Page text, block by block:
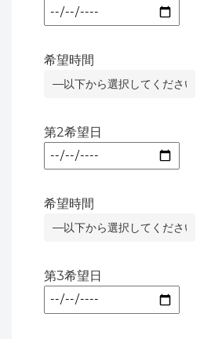
希望時間
第2希望日
希望時間
第3希望日